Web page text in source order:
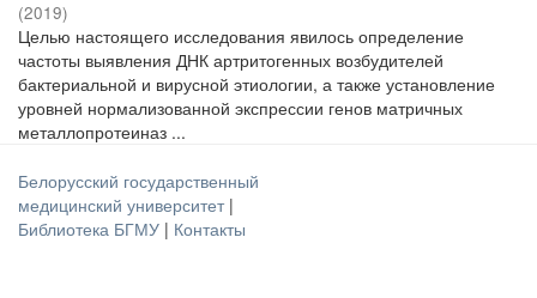
(2019)
Целью настоящего исследования явилось определение
частоты выявления ДНК артритогенных возбудителей
бактериальной и вирусной этиологии, а также установление
уровней нормализованной экспрессии генов матричных
металлопротеиназ ...
Белорусский государственный
медицинский университет |
Библиотека БГМУ | Контакты